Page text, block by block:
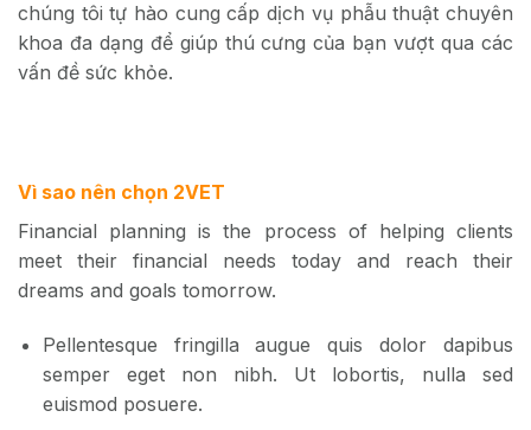
chúng tôi tự hào cung cấp dịch vụ phẫu thuật chuyên
khoa đa dạng để giúp thú cưng của bạn vượt qua các
vấn đề sức khỏe.
Vì sao nên chọn 2VET
Financial planning is the process of helping clients
meet their financial needs today and reach their
dreams and goals tomorrow.
Pellentesque fringilla augue quis dolor dapibus
semper eget non nibh. Ut lobortis, nulla sed
euismod posuere.